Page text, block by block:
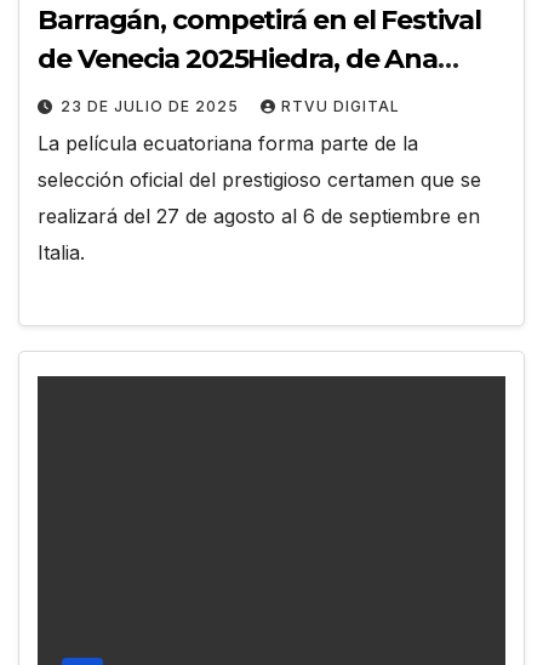
Barragán, competirá en el Festival
de Venecia 2025Hiedra, de Ana
Cristina Barragán, competirá en el
Festival de Venecia 2025
23 DE JULIO DE 2025 RTVU DIGITAL
La película ecuatoriana forma parte de la
selección oficial del prestigioso certamen que se
realizará del 27 de agosto al 6 de septiembre en
Italia.